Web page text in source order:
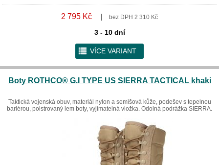
2 795 Kč bez DPH 2 310 Kč
3 - 10 dní
r VÍCE VARIANT
Boty ROTHCO® G.I TYPE US SIERRA TACTICAL khaki
Taktická vojenská obuv, materiál nylon a semišová kůže, podešev s tepelnou
bariérou, polstrovaný lem boty, vyjímatelná vložka. Odolná podrážka SIERRA.